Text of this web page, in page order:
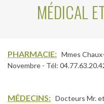
MÉDICAL
PHARMACIE: Mmes
Novembre - Tél:
MÉDECINS: Docteurs Mr.